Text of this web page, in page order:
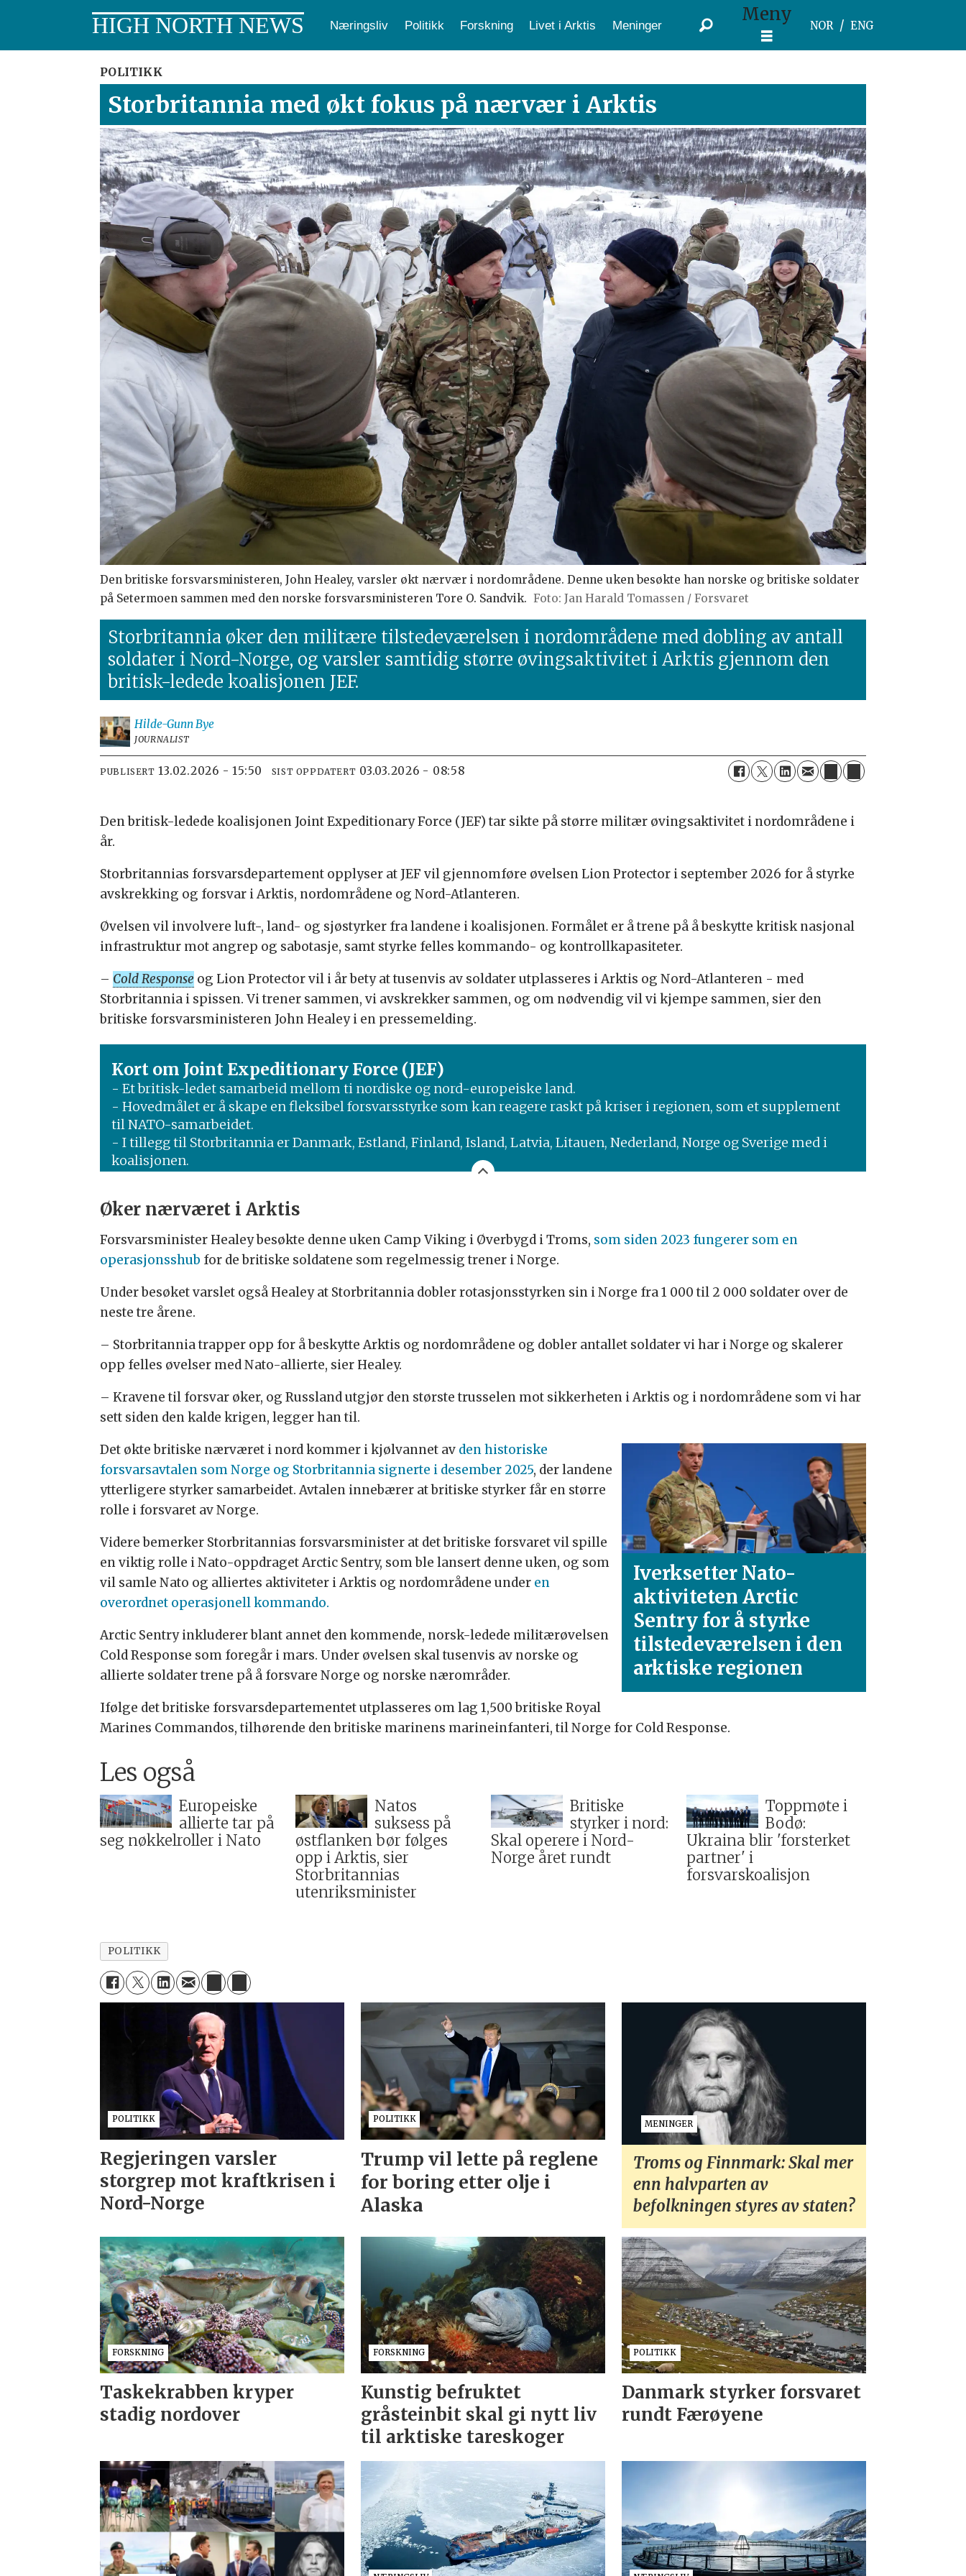
HIGH NORTH NEWS Næringsliv Politikk Forskning Livet i Arktis Meninger Meny
NOR ENG
POLITIKK
Storbritannia med økt fokus på nærvær i Arktis
Den britiske forsvarsministeren, John Healey, varsler økt nærvær i nordområdene. Denne uken besøkte han norske og britiske soldater
på Setermoen sammen med den norske forsvarsministeren Tore O. Sandvik.
Jan Harald Tomassen / Forsvaret
Storbritannia øker den militære tilstedeværelsen i nordområdene med dobling av antall
soldater i Nord-Norge, og varsler samtidig større øvingsaktivitet i Arktis gjennom den
britisk-ledede koalisjonen JEF.
Hilde-GunnBye
JOURNALIST
PUBLISERT 13.02.2026 - 15:50 SIST OPPDATERT 03.03.2026 - 08:58
Den britisk-ledede koalisjonen Joint Expeditionary Force (JEF) tar sikte på større militær øvingsaktivitet i nordområdene i
år.
Storbritannias forsvarsdepartement opplyser at JEF vil gjennomføre øvelsen Lion Protector i september 2026 for å styrke
avskrekking og forsvar i Arktis, nordområdene og Nord-Atlanteren.
Øvelsen vil involvere luft-, land- og sjøstyrker fra landene i koalisjonen. Formålet er å trene på å beskytte kritisk nasjonal
infrastruktur mot angrep og sabotasje, samt styrke felles kommando- og kontrollkapasiteter.
– Cold Response og Lion Protector vil i år bety at tusenvis av soldater utplasseres i Arktis og Nord-Atlanteren - med
Storbritannia i spissen. Vi trener sammen, vi avskrekker sammen, og om nødvendig vil vi kjempe sammen, sier den
britiske forsvarsministeren John Healey i en pressemelding.
Kort om Joint Expeditionary Force (JEF)
- Et britisk-ledet samarbeid mellom ti nordiske og nord-europeiske land.
- Hovedmålet er å skape en fleksibel forsvarsstyrke som kan reagere raskt på kriser i regionen, som et supplement
til NATO-samarbeidet.
- I tillegg til Storbritannia er Danmark, Estland, Finland, Island, Latvia, Litauen, Nederland, Norge og Sverige med i
koalisjonen.
Øker nærværet i Arktis
Forsvarsminister Healey besøkte denne uken Camp Viking i Øverbygd i Troms, som siden 2023 fungerer som en
operasjonsshub for de britiske soldatene som regelmessig trener i Norge.
Under besøket varslet også Healey at Storbritannia dobler rotasjonsstyrken sin i Norge fra 1 000 til 2 000 soldater over de
neste tre årene.
– Storbritannia trapper opp for å beskytte Arktis og nordområdene og dobler antallet soldater vi har i Norge og skalerer
opp felles øvelser med Nato-allierte, sier Healey.
– Kravene til forsvar øker, og Russland utgjør den største trusselen mot sikkerheten i Arktis og i nordområdene som vi har
sett siden den kalde krigen, legger han til.
Iverksetter Nato-
aktiviteten Arctic
Sentry for å styrke
tilstedeværelsen i den
arktiske regionen
Det økte britiske nærværet i nord kommer i kjølvannet av den historiske
forsvarsavtalen som Norge og Storbritannia signerte i desember 2025, der landene
ytterligere styrker samarbeidet. Avtalen innebærer at britiske styrker får en større
rolle i forsvaret av Norge.
Videre bemerker Storbritannias forsvarsminister at det britiske forsvaret vil spille
en viktig rolle i Nato-oppdraget Arctic Sentry, som ble lansert denne uken, og som
vil samle Nato og alliertes aktiviteter i Arktis og nordområdene under en
overordnet operasjonell kommando.
Arctic Sentry inkluderer blant annet den kommende, norsk-ledede militærøvelsen
Cold Response som foregår i mars. Under øvelsen skal tusenvis av norske og
allierte soldater trene på å forsvare Norge og norske nærområder.
Ifølge det britiske forsvarsdepartementet utplasseres om lag 1,500 britiske Royal
Marines Commandos, tilhørende den britiske marinens marineinfanteri, til Norge for Cold Response.
Les også
Europeiske
allierte tar på
seg nøkkelroller i Nato
Natos
suksess på
østflanken bør følges
opp i Arktis, sier
Storbritannias
utenriksminister
Britiske
styrker i nord:
Skal operere i Nord-
Norge året rundt
Toppmøte i
Bodø:
Ukraina blir 'forsterket
partner' i
forsvarskoalisjon
POLITIKK
POLITIKK
Regjeringen varsler
storgrep mot kraftkrisen i
Nord-Norge
POLITIKK
Trump vil lette på reglene
for boring etter olje i
Alaska
MENINGER
Troms og Finnmark: Skal mer
enn halvparten av
befolkningen styres av staten?
FORSKNING
Taskekrabben kryper
stadig nordover
FORSKNING
Kunstig befruktet
gråsteinbit skal gi nytt liv
til arktiske tareskoger
POLITIKK
Danmark styrker forsvaret
rundt Færøyene